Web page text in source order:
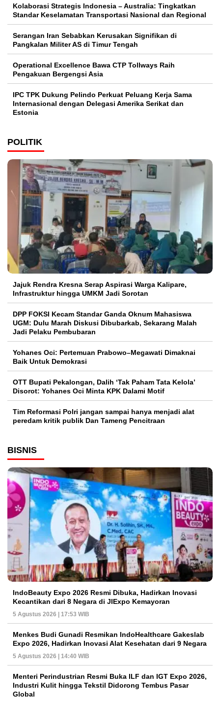
Kolaborasi Strategis Indonesia – Australia: Tingkatkan
Standar Keselamatan Transportasi Nasional dan Regional
Serangan Iran Sebabkan Kerusakan Signifikan di
Pangkalan Militer AS di Timur Tengah
Operational Excellence Bawa CTP Tollways Raih
Pengakuan Bergengsi Asia
IPC TPK Dukung Pelindo Perkuat Peluang Kerja Sama
Internasional dengan Delegasi Amerika Serikat dan
Estonia
POLITIK
Jajuk Rendra Kresna Serap Aspirasi Warga Kalipare,
Infrastruktur hingga UMKM Jadi Sorotan
DPP FOKSI Kecam Standar Ganda Oknum Mahasiswa
UGM: Dulu Marah Diskusi Dibubarkab, Sekarang Malah
Jadi Pelaku Pembubaran
Yohanes Oci: Pertemuan Prabowo–Megawati Dimaknai
Baik Untuk Demokrasi
OTT Bupati Pekalongan, Dalih ‘Tak Paham Tata Kelola’
Disorot: Yohanes Oci Minta KPK Dalami Motif
Tim Reformasi Polri jangan sampai hanya menjadi alat
peredam kritik publik Dan Tameng Pencitraan
BISNIS
IndoBeauty Expo 2026 Resmi Dibuka, Hadirkan Inovasi
Kecantikan dari 8 Negara di JIExpo Kemayoran
5 Agustus 2026 | 17:53 WIB
Menkes Budi Gunadi Resmikan IndoHealthcare Gakeslab
Expo 2026, Hadirkan Inovasi Alat Kesehatan dari 9 Negara
5 Agustus 2026 | 14:40 WIB
Menteri Perindustrian Resmi Buka ILF dan IGT Expo 2026,
Industri Kulit hingga Tekstil Didorong Tembus Pasar
Global